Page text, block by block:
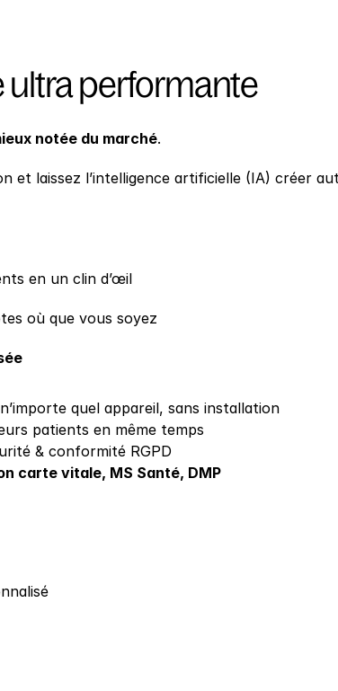
ultra performante
notée du marché.
et laissez l’intelligence artificielle (IA) créer
en un clin d’œil
où que vous soyez
quel appareil, sans installation
patients en même temps
& conformité RGPD
carte vitale, MS Santé, DMP